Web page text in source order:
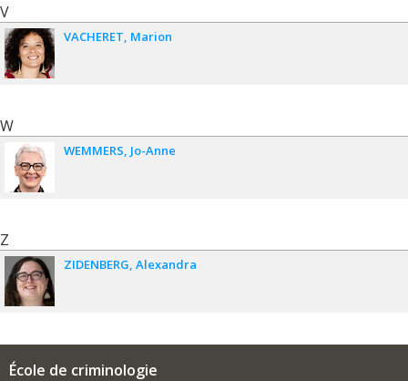
V
VACHERET Marion
W
WEMMERS Jo-Anne
Z
ZIDENBERG Alexandra
École de criminologie